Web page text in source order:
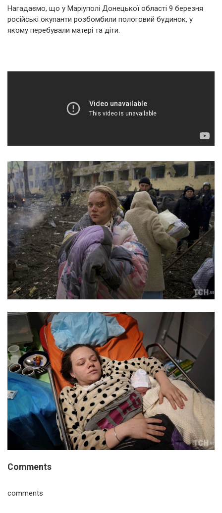
Нагадаємо, що у Маріуполі Донецької області 9 березня
російські окупанти розбомбили пологовий будинок, у
якому перебували матері та діти.
Comments
comments